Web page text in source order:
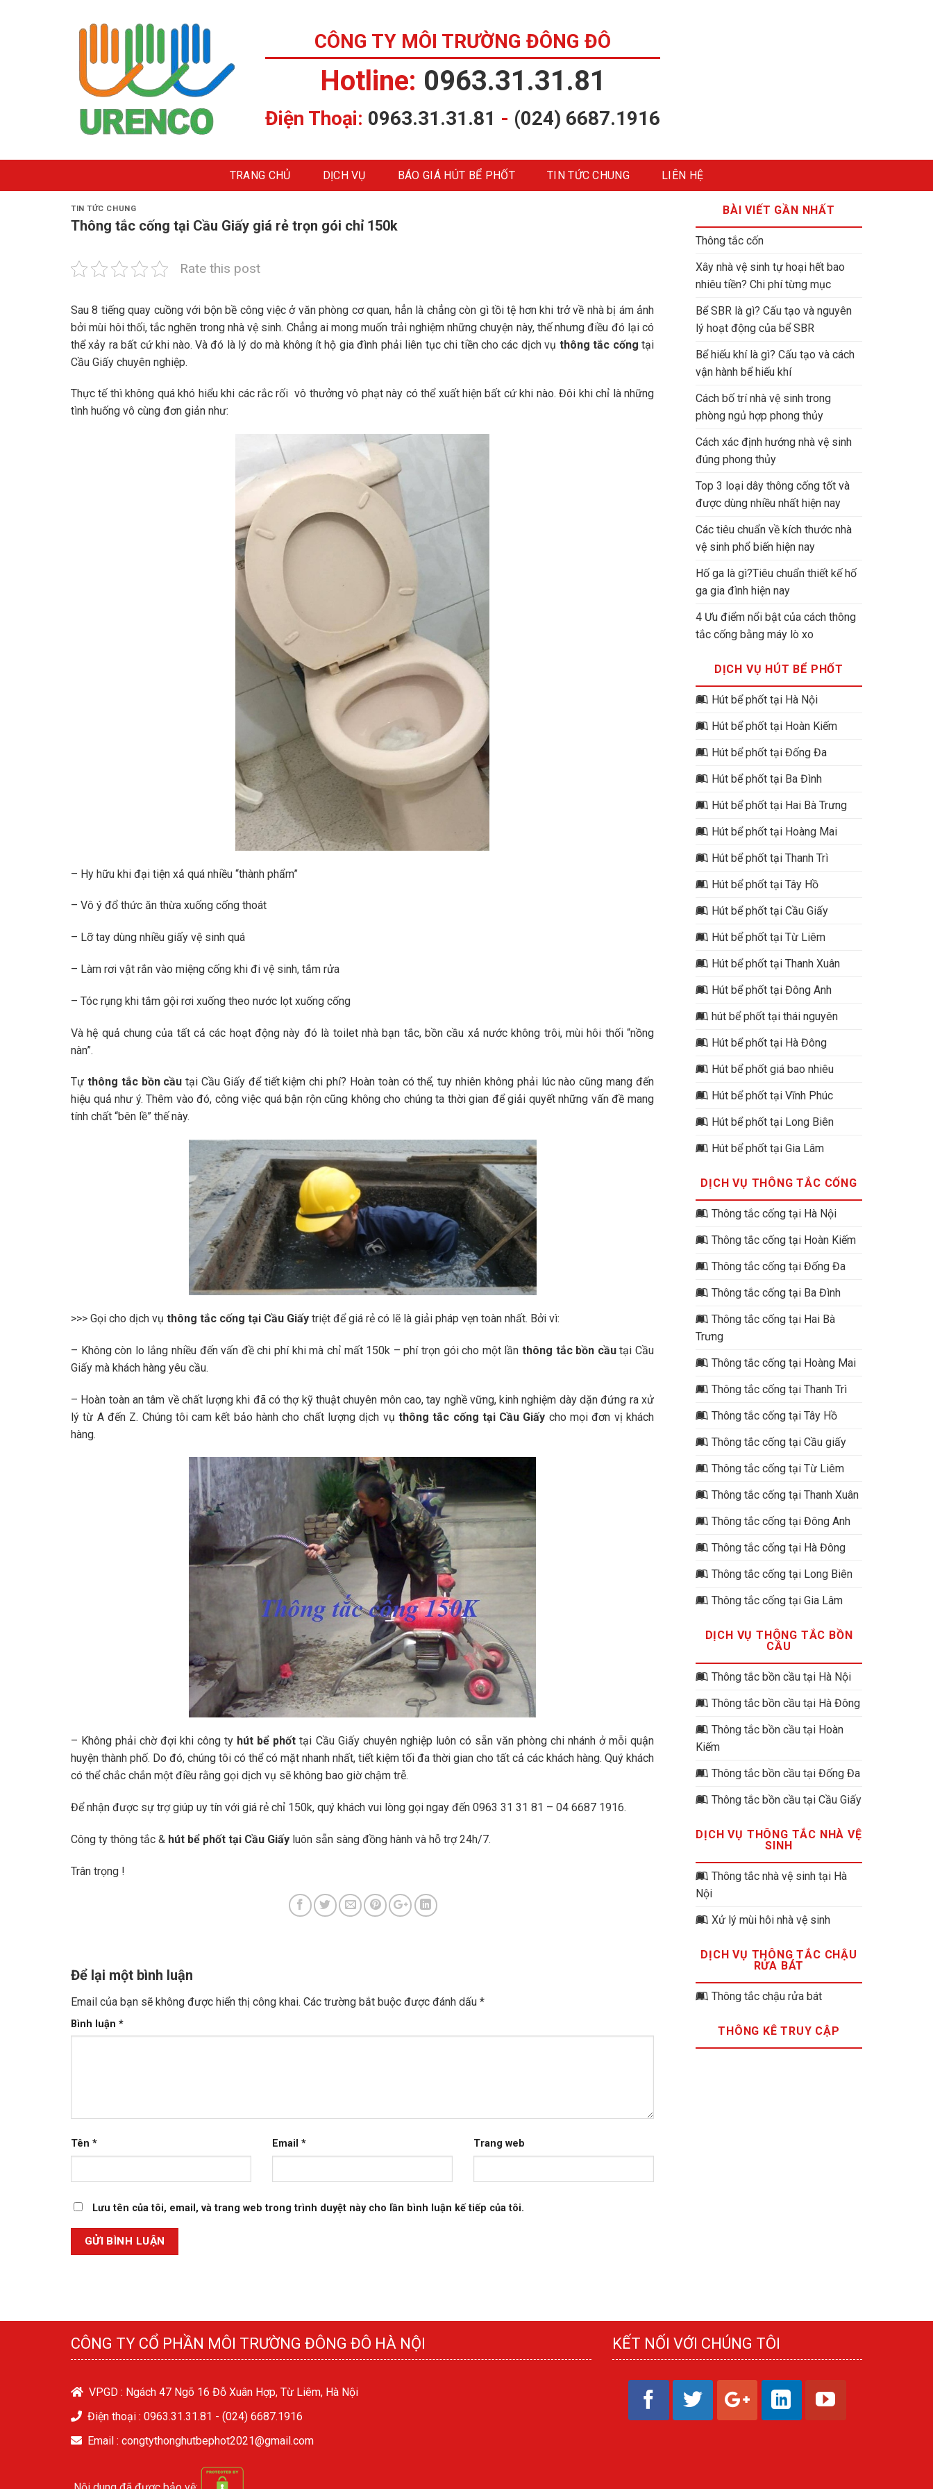
CÔNG TY MÔI TRƯỜNG ĐÔNG ĐÔ
Hotline: 0963.31.31.81
Điện Thoại: 0963.31.31.81 - (024) 6687.1916
TRANG CHỦ DỊCH VỤ BÁO GIÁ HÚT BỂ PHỐT TIN TỨC CHUNG LIÊN HỆ
TIN TỨC CHUNG
Thông tắc cống tại Cầu Giấy giá rẻ trọn gói chỉ 150k
Rate this post
Sau 8 tiếng quay cuồng với bộn bề công việc ở văn phòng cơ quan, hẳn là chẳng còn gì tồi tệ hơn khi trở về nhà bị ám ảnh
bởi mùi hôi thối, tắc nghẽn trong nhà vệ sinh. Chẳng ai mong muốn trải nghiệm những chuyện này, thế nhưng điều đó lại có
thể xảy ra bất cứ khi nào. Và đó là lý do mà không ít hộ gia đình phải liên tục chi tiền cho các dịch vụ thông tắc cốngtại
Cầu Giấy chuyên nghiệp.
Thực tế thì không quá khó hiểu khi các rắc rối vô thưởng vô phạt này có thể xuất hiện bất cứ khi nào. Đôi khi chỉ là những
tình huống vô cùng đơn giản như:
– Hy hữu khi đại tiện xả quá nhiều “thành phẩm”
– Vô ý đổ thức ăn thừa xuống cống thoát
– Lỡ tay dùng nhiều giấy vệ sinh quá
– Làm rơi vật rắn vào miệng cống khi đi vệ sinh, tắm rửa
– Tóc rụng khi tắm gội rơi xuống theo nước lọt xuống cống
Và hệ quả chung của tất cả các hoạt động này đó là toilet nhà bạn tắc, bồn cầu xả nước không trôi, mùi hôi thối “nồng
nàn”.
Tự thông tắc bồn cầutại Cầu Giấy để tiết kiệm chi phí? Hoàn toàn có thể, tuy nhiên không phải lúc nào cũng mang đến
hiệu quả như ý. Thêm vào đó, công việc quá bận rộn cũng không cho chúng ta thời gian để giải quyết những vấn đề mang
tính chất “bên lề” thế này.
>>> Gọi cho dịch vụ thông tắc cống tại Cầu Giấy triệt để giá rẻ có lẽ là giải pháp vẹn toàn nhất. Bởi vì:
– Không còn lo lắng nhiều đến vấn đề chi phí khi mà chỉ mất 150k – phí trọn gói cho một lần thông tắc bồn cầutại Cầu
Giấy mà khách hàng yêu cầu.
– Hoàn toàn an tâm về chất lượng khi đã có thợ kỹ thuật chuyên môn cao, tay nghề vững, kinh nghiệm dày dặn đứng ra xử
lý từ A đến Z. Chúng tôi cam kết bảo hành cho chất lượng dịch vụ thông tắc cống tại Cầu Giấy cho mọi đơn vị khách
hàng.
– Không phải chờ đợi khi công ty hút bể phốt tại Cầu Giấy chuyên nghiệp luôn có sẵn văn phòng chi nhánh ở mỗi quận
huyện thành phố. Do đó, chúng tôi có thể có mặt nhanh nhất, tiết kiệm tối đa thời gian cho tất cả các khách hàng. Quý khách
có thể chắc chắn một điều rằng gọi dịch vụ sẽ không bao giờ chậm trễ.
Để nhận được sự trợ giúp uy tín với giá rẻ chỉ 150k, quý khách vui lòng gọi ngay đến 0963 31 31 81 – 04 6687 1916.
Công ty thông tắc & hút bể phốt tại Cầu Giấy luôn sẵn sàng đồng hành và hỗ trợ 24h/7.
Trân trọng !
Để lại một bình luận
Email của bạn sẽ không được hiển thị công khai. Các trường bắt buộc được đánh dấu *
Bình luận *
Tên * Email * Trang web
Lưu tên của tôi, email, và trang web trong trình duyệt này cho lần bình luận kế tiếp của tôi.
BÀI VIẾT GẦN NHẤT
Thông tắc cốn
Xây nhà vệ sinh tự hoại hết bao
nhiêu tiền? Chi phí từng mục
Bể SBR là gì? Cấu tạo và nguyên
lý hoạt động của bể SBR
Bể hiếu khí là gì? Cấu tạo và cách
vận hành bể hiếu khí
Cách bố trí nhà vệ sinh trong
phòng ngủ hợp phong thủy
Cách xác định hướng nhà vệ sinh
đúng phong thủy
Top 3 loại dây thông cống tốt và
được dùng nhiều nhất hiện nay
Các tiêu chuẩn về kích thước nhà
vệ sinh phổ biến hiện nay
Hố ga là gì?Tiêu chuẩn thiết kế hố
ga gia đình hiện nay
4 Ưu điểm nổi bật của cách thông
tắc cống bằng máy lò xo
DỊCH VỤ HÚT BỂ PHỐT
Hút bể phốt tại Hà Nội
Hút bể phốt tại Hoàn Kiếm
Hút bể phốt tại Đống Đa
Hút bể phốt tại Ba Đình
Hút bể phốt tại Hai Bà Trưng
Hút bể phốt tại Hoàng Mai
Hút bể phốt tại Thanh Trì
Hút bể phốt tại Tây Hồ
Hút bể phốt tại Cầu Giấy
Hút bể phốt tại Từ Liêm
Hút bể phốt tại Thanh Xuân
Hút bể phốt tại Đông Anh
hút bể phốt tại thái nguyên
Hút bể phốt tại Hà Đông
Hút bể phốt giá bao nhiêu
Hút bể phốt tại Vĩnh Phúc
Hút bể phốt tại Long Biên
Hút bể phốt tại Gia Lâm
DỊCH VỤ THÔNG TẮC CỐNG
Thông tắc cống tại Hà Nội
Thông tắc cống tại Hoàn Kiếm
Thông tắc cống tại Đống Đa
Thông tắc cống tại Ba Đình
Thông tắc cống tại Hai Bà
Trưng
Thông tắc cống tại Hoàng Mai
Thông tắc cống tại Thanh Trì
Thông tắc cống tại Tây Hồ
Thông tắc cống tại Cầu giấy
Thông tắc cống tại Từ Liêm
Thông tắc cống tại Thanh Xuân
Thông tắc cống tại Đông Anh
Thông tắc cống tại Hà Đông
Thông tắc cống tại Long Biên
Thông tắc cống tại Gia Lâm
DỊCH VỤ THÔNG TẮC BỒN
CẦU
Thông tắc bồn cầu tại Hà Nội
Thông tắc bồn cầu tại Hà Đông
Thông tắc bồn cầu tại Hoàn
Kiếm
Thông tắc bồn cầu tại Đống Đa
Thông tắc bồn cầu tại Cầu Giấy
DỊCH VỤ THÔNG TẮC NHÀ VỆ
SINH
Thông tắc nhà vệ sinh tại Hà
Nội
Xử lý mùi hôi nhà vệ sinh
DỊCH VỤ THÔNG TẮC CHẬU
RỬA BÁT
Thông tắc chậu rửa bát
THÔNG KÊ TRUY CẬP
CÔNG TY CỔ PHẦN MÔI TRƯỜNG ĐÔNG ĐÔ HÀ NỘI
VPGD : Ngách 47 Ngõ 16 Đỗ Xuân Hợp, Từ Liêm, Hà Nội
Điện thoại : 0963.31.31.81 - (024) 6687.1916
Email : congtythonghutbephot2021@gmail.com
KẾT NỐI VỚI CHÚNG TÔI